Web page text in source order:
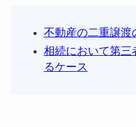
不動産の二重譲渡
相続において第三
るケース